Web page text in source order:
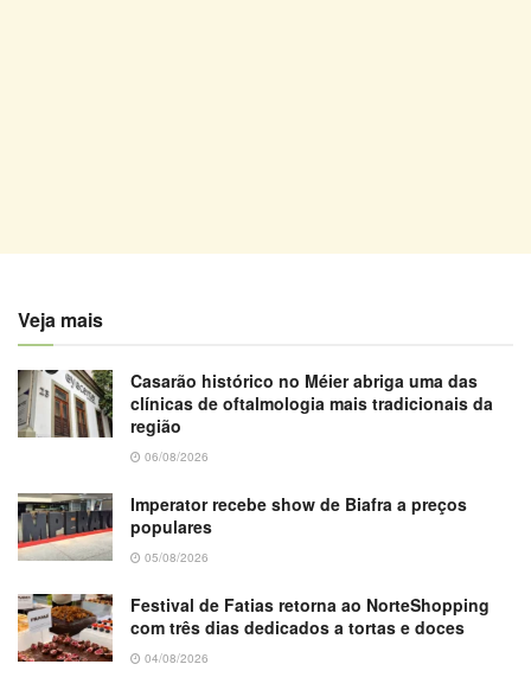
Veja mais
Casarão histórico no Méier abriga uma das
clínicas de oftalmologia mais tradicionais da
região
06/08/2026
Imperator recebe show de Biafra a preços
populares
05/08/2026
Festival de Fatias retorna ao NorteShopping
com três dias dedicados a tortas e doces
04/08/2026